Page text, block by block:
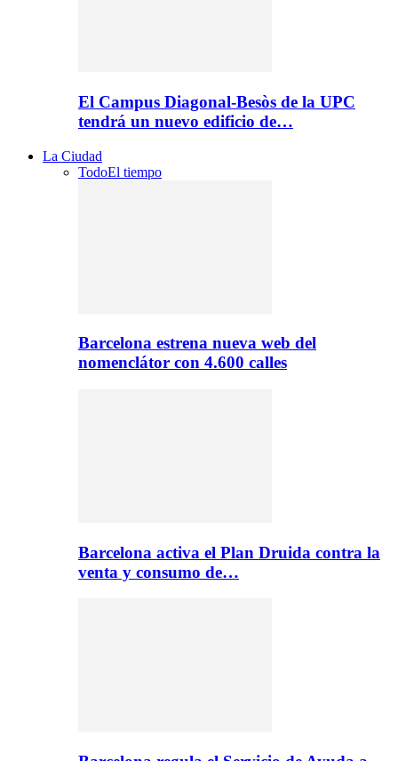
El Campus Diagonal-Besòs de la UPC
tendrá un nuevo edificio de…
La Ciudad
TodoEl tiempo
Barcelona estrena nueva web del
nomenclátor con 4.600 calles
Barcelona activa el Plan Druida contra la
venta y consumo de…